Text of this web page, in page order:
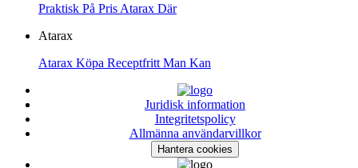
Praktisk På Pris Atarax Där
Atarax
Atarax Köpa Receptfritt Man Kan
Juridisk information
Integritetspolicy
Allmänna användarvillkor
Hantera cookies